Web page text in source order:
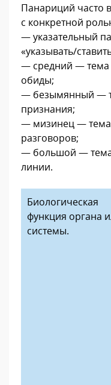
Панариций часто
с конкретной
— указательный
«указывать/
— средний — тема
обиды;
— безымянный —
признания;
— мизинец — тема
разговоров;
— большой — тема
линии.
Биологическая
функция органа
системы.